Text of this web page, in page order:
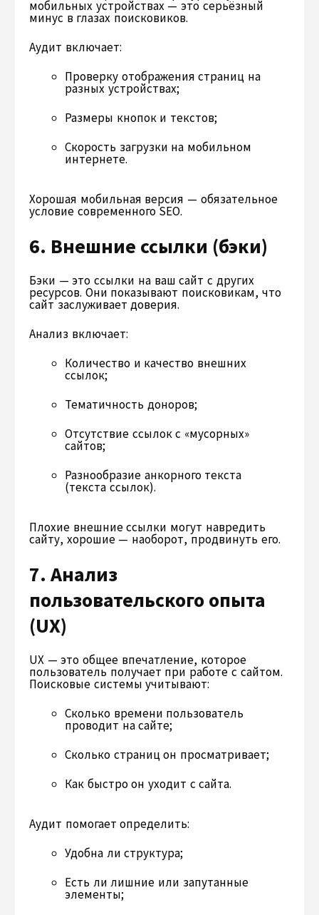
мобильных устройствах — это серьёзный
минус в глазах поисковиков.
Аудит включает:
Проверку отображения страниц на
разных устройствах;
Размеры кнопок и текстов;
Скорость загрузки на мобильном
интернете.
Хорошая мобильная версия — обязательное
условие современного SEO.
6. Внешние ссылки (бэки)
Бэки — это ссылки на ваш сайт с других
ресурсов. Они показывают поисковикам, что
сайт заслуживает доверия.
Анализ включает:
Количество и качество внешних
ссылок;
Тематичность доноров;
Отсутствие ссылок с «мусорных»
сайтов;
Разнообразие анкорного текста
(текста ссылок).
Плохие внешние ссылки могут навредить
сайту, хорошие — наоборот, продвинуть его.
7. Анализ
пользовательского опыта
(UX)
UX — это общее впечатление, которое
пользователь получает при работе с сайтом.
Поисковые системы учитывают:
Сколько времени пользователь
проводит на сайте;
Сколько страниц он просматривает;
Как быстро он уходит с сайта.
Аудит помогает определить:
Удобна ли структура;
Есть ли лишние или запутанные
элементы;